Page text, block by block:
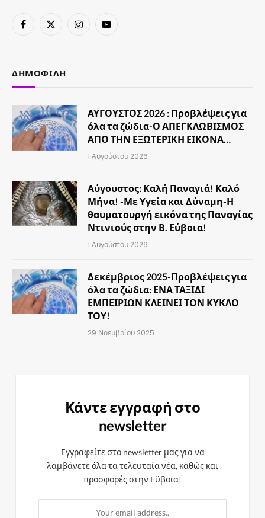
Facebook
X
InstagramYouTube
ΔΗΜΟΦΙΛΉ
ΑΥΓΟΥΣΤΟΣ 2026 : Προβλέψεις για
όλα τα ζώδια-Ο ΑΠΕΓΚΛΩΒΙΣΜΟΣ
ΑΠΟ ΤΗΝ ΕΞΩΤΕΡΙΚΗ ΕΙΚΟΝΑ…
1 Αυγούστου 2026
Αύγουστος: Καλή Παναγιά! Καλό
Μήνα! -Με Υγεία και Δύναμη-Η
θαυματουργή εικόνα της Παναγίας
Ντινιούς στην Β. Εύβοια!
1 Αυγούστου 2026
Δεκέμβριος 2025-Προβλέψεις για
όλα τα ζώδια: ΕΝΑ ΤΑΞΙΔΙ
ΕΜΠΕΙΡΙΩΝ ΚΛΕΙΝΕΙ ΤΟΝ ΚΥΚΛΟ
ΤΟΥ!
29 Νοεμβρίου 2025
Κάντε εγγραφή στο
newsletter
Εγγραφείτε στο newsletter μας για να
λαμβάνετε όλα τα τελευταία νέα, καθώς και
προσφορές στην Εϋβοια!